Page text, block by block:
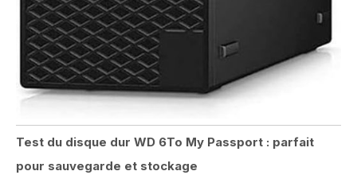
Test du disque dur WD 6To My Passport : parfait
pour sauvegarde et stockage